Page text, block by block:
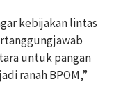
kebijakan lintas
untuk pangan
ranah BPOM,”